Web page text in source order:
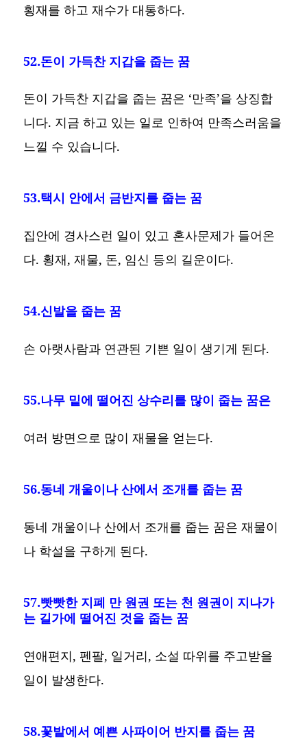
횡재를 하고 재수가 대통하다.
52.돈이 가득찬 지갑을 줍는 꿈
돈이 가득찬 지갑을 줍는 꿈은 ‘만족’을 상징합
니다. 지금 하고 있는 일로 인하여 만족스러움을
느낄 수 있습니다.
53.택시 안에서 금반지를 줍는 꿈
집안에 경사스런 일이 있고 혼사문제가 들어온
다. 횡재, 재물, 돈, 임신 등의 길운이다.
54.신발을 줍는 꿈
손 아랫사람과 연관된 기쁜 일이 생기게 된다.
55.나무 밑에 떨어진 상수리를 많이 줍는 꿈은
여러 방면으로 많이 재물을 얻는다.
56.동네 개울이나 산에서 조개를 줍는 꿈
동네 개울이나 산에서 조개를 줍는 꿈은 재물이
나 학설을 구하게 된다.
57.빳빳한 지폐 만 원권 또는 천 원권이 지나가
는 길가에 떨어진 것을 줍는 꿈
연애편지, 펜팔, 일거리, 소설 따위를 주고받을
일이 발생한다.
58.꽃밭에서 예쁜 사파이어 반지를 줍는 꿈